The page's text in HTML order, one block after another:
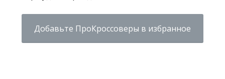
Добавьте ПроКроссоверы в избранное